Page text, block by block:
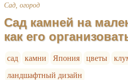
Сад, огород
Сад камней на
как его
сад камни Япония цветы
ландшафтный дизайн